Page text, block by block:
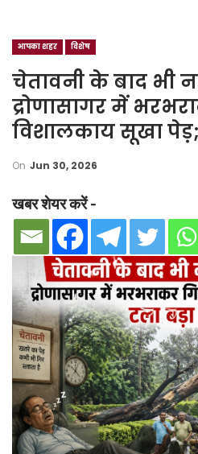
आपका शहर विशेष
चेतावनी के बाद भी
द्रोणासागर में
विशालकाय सूखा पेड़;
On Jun 30, 2026
खबर शेयर करें -